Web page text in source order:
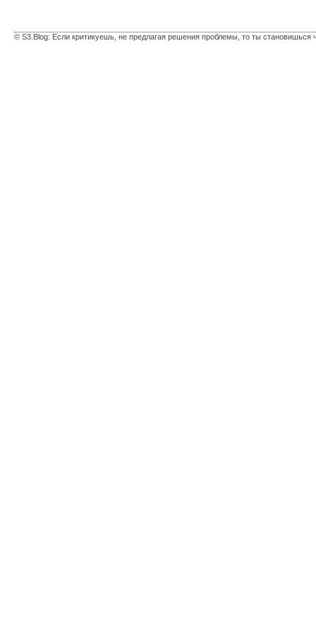
© S3.Blog: Если критикуешь, не предлагая решения проблемы, то ты становишься